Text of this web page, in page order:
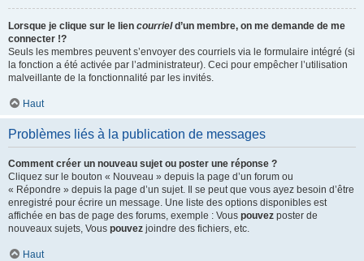
Lorsque je clique sur le lien courrield’un membre, on me demande de me
connecter !?
Seuls les membres peuvent s’envoyer des courriels via le formulaire intégré (si
la fonction a été activée par l’administrateur). Ceci pour empêcher l’utilisation
malveillante de la fonctionnalité par les invités.
Haut
Problèmes liés à la publication de messages
Comment créer un nouveau sujet ou poster une réponse ?
Cliquez sur le bouton « Nouveau » depuis la page d’un forum ou
« Répondre » depuis la page d’un sujet. Il se peut que vous ayez besoin d’être
enregistré pour écrire un message. Une liste des options disponibles est
affichée en bas de page des forums, exemple : Vous pouvez poster de
nouveaux sujets, Vous pouvez joindre des fichiers, etc.
Haut